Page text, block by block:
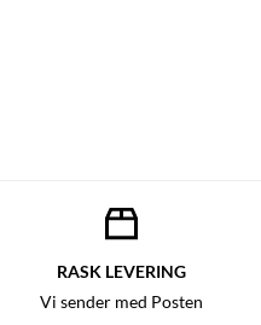
RASK LEVERING
Vi sender med Posten